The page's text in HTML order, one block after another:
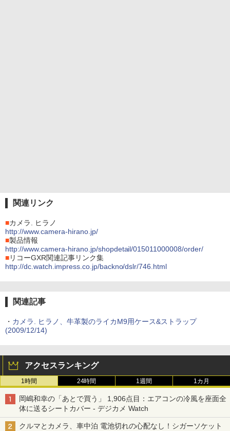
関連リンク
■カメラ. ヒラノ
http://www.camera-hirano.jp/
■製品情報
http://www.camera-hirano.jp/shopdetail/015011000008/order/
■リコーGXR関連記事リンク集
http://dc.watch.impress.co.jp/backno/dslr/746.html
関連記事
・ カメラ. ヒラノ、牛革製のライカM9用ケース&ストラップ
(2009/12/14)
アクセスランキング
1時間 24時間 1週間 1カ月
岡嶋和幸の「あとで買う」 1,906点目：エアコンの冷風を座面全
体に送るシートカバー - デジカメ Watch
クルマとカメラ、車中泊 電池切れの心配なし！シガーソケット